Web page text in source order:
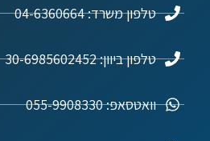
טלפון משרד: 04-6360664
טלפון ביוון: 30-6985602452
וואטסאפ: 055-9908330